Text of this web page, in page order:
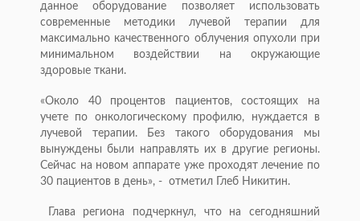
данное оборудование позволяет использовать
современные методики лучевой терапии для
максимально качественного облучения опухоли при
минимальном воздействии на окружающие
здоровые ткани.
«Около 40 процентов пациентов, состоящих на
учете по онкологическому профилю, нуждается в
лучевой терапии. Без такого оборудования мы
вынуждены были направлять их в другие регионы.
Сейчас на новом аппарате уже проходят лечение по
30 пациентов в день», - отметил Глеб Никитин.
Глава региона подчеркнул, что на сегодняшний